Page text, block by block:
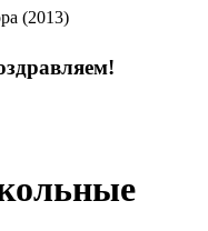
(2013)